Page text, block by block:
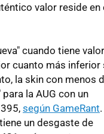
valor reside en
cuando tiene
cuanto más inferior
la skin con menos
la AUG con un
según GameRant
un desgaste de